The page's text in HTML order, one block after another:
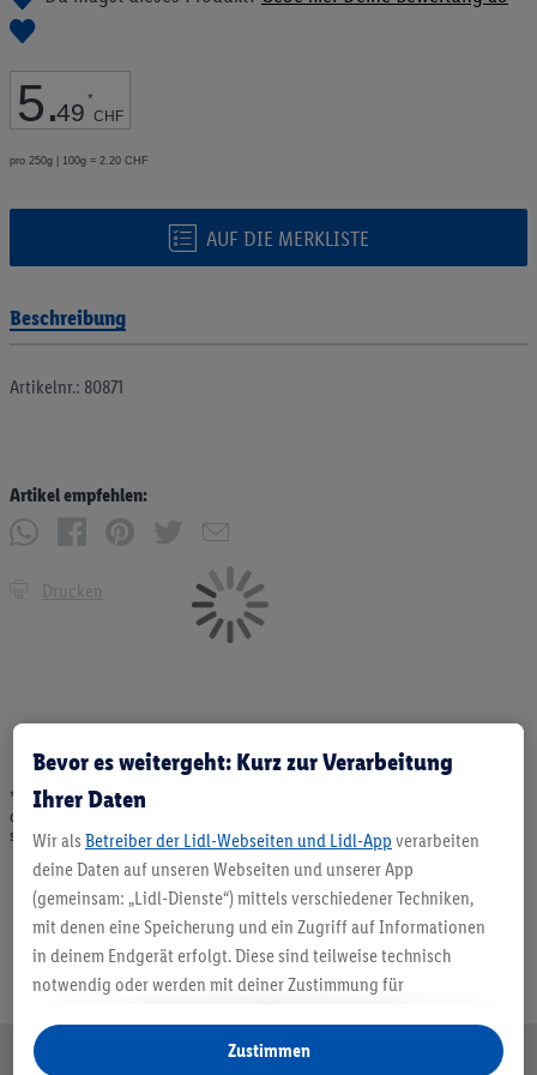
5.49 *
CHF
pro 250g | 100g = 2.20 CHF
AUF DIE MERKLISTE
Bildgalerie
springen
Beschreibung
Artikelnr.: 80871
Artikel empfehlen:
Drucken
* Angebote solange Vorrat. Abgabe nur in haushaltsüblichen Mengen. Verkauf
ohne Dekoration. Die hier beworbenen Produkte, vor allem NonFood-Produkte,
sind nicht alle dauerhaft im Sortiment. Abbildungen ähnlich.
Bevor es weitergeht: Kurz zur Verarbeitung
Ihrer Daten
Wir als Betreiber der Lidl-Webseiten und Lidl-App verarbeiten
deine Daten auf unseren Webseiten und unserer App
(gemeinsam: „Lidl-Dienste“) mittels verschiedener Techniken,
mit denen eine Speicherung und ein Zugriff auf Informationen
in deinem Endgerät erfolgt. Diese sind teilweise technisch
notwendig oder werden mit deiner Zustimmung für
personalisierte Werbung innerhalb und außerhalb der Lidl-
Zustimmen